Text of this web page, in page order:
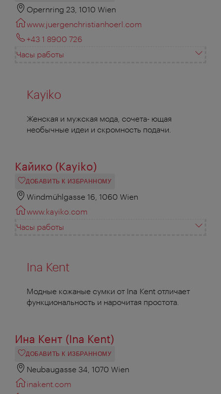
Opernring 23, 1010 Wien
www.juergenchristianhoerl.com
+43 1 8900 726
Часы работы
Kayiko
Женская и мужская мода, сочета- ющая
необычные идеи и скромность подачи.
Кайико (Kayiko)
ДОБАВИТЬ К ИЗБРАННОМУ
Windmühlgasse 16, 1060 Wien
www.kayiko.com
Часы работы
Ina Kent
Модные кожаные сумки от Ina Kent отличает
функциональность и нарочитая простота.
Ина Кент (Ina Kent)
ДОБАВИТЬ К ИЗБРАННОМУ
Neubaugasse 34, 1070 Wien
inakent.com